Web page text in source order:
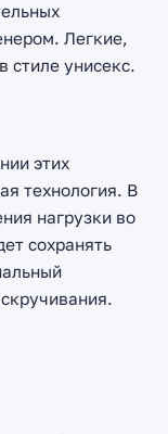
Легкие,
стиле унисекс.
этих
технология. В
нагрузки во
сохранять